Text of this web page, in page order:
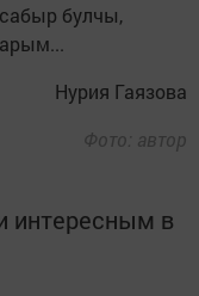
булчы,
Нурия Гаязова
Фото: автор
интересным в